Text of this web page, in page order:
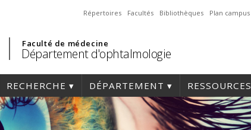
Répertoires Facultés Bibliothèques Plan campus
Faculté de médecine
Département d'ophtalmologie
RECHERCHE DÉPARTEMENT RESSOURCES